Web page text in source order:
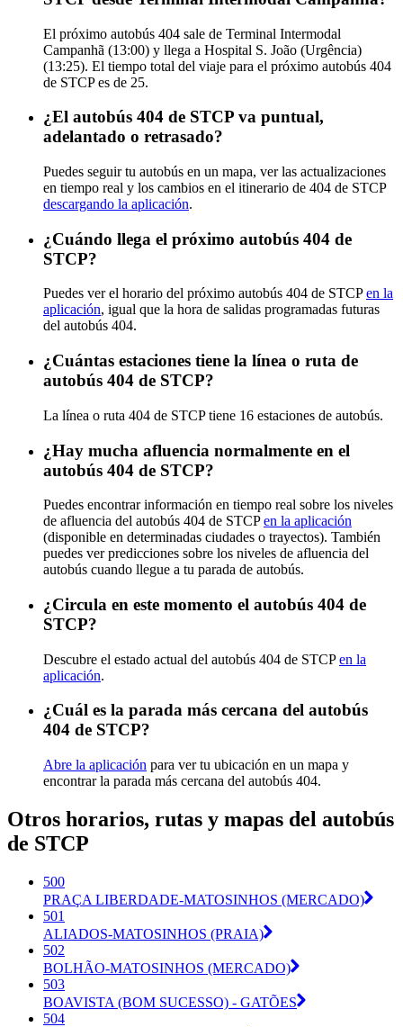
El próximo autobús 404 sale de Terminal Intermodal
Campanhã (13:00) y llega a Hospital S. João (Urgência)
(13:25). El tiempo total del viaje para el próximo autobús 404
de STCP es de 25.
¿El autobús 404 de STCP va puntual,
adelantado o retrasado?
Puedes seguir tu autobús en un mapa, ver las actualizaciones
en tiempo real y los cambios en el itinerario de 404 de STCP
descargando la aplicación.
¿Cuándo llega el próximo autobús 404 de
STCP?
Puedes ver el horario del próximo autobús 404 de STCPen la
aplicación, igual que la hora de salidas programadas futuras
del autobús 404.
¿Cuántas estaciones tiene la línea o ruta de
autobús 404 de STCP?
La línea o ruta 404 de STCP tiene 16 estaciones de autobús.
¿Hay mucha afluencia normalmente en el
autobús 404 de STCP?
Puedes encontrar información en tiempo real sobre los niveles
de afluencia del autobús 404 de STCPen la aplicación
(disponible en determinadas ciudades o trayectos). También
puedes ver predicciones sobre los niveles de afluencia del
autobús cuando llegue a tu parada de autobús.
¿Circula en este momento el autobús 404 de
STCP?
Descubre el estado actual del autobús 404 de STCPen la
aplicación.
¿Cuál es la parada más cercana del autobús
404 de STCP?
Abre la aplicación para ver tu ubicación en un mapa y
encontrar la parada más cercana del autobús 404.
Otros horarios, rutas y mapas del autobús
de STCP
500
PRAÇA LIBERDADE-MATOSINHOS (MERCADO)
501
ALIADOS-MATOSINHOS (PRAIA)
502
BOLHÃO-MATOSINHOS (MERCADO)
503
BOAVISTA (BOM SUCESSO) - GATÕES
504